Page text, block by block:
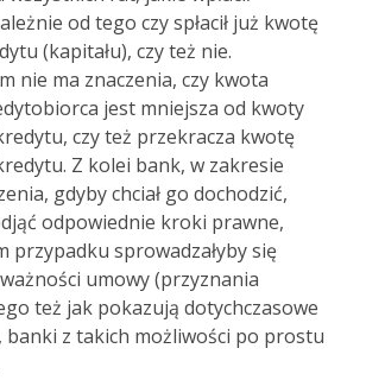
od tego czy spłacił już kwotę
(kapitału), czy też nie.
nie ma znaczenia, czy kwota
jest mniejsza od kwoty
czy też przekracza kwotę
Z kolei bank, w zakresie
gdyby chciał go dochodzić,
odpowiednie kroki prawne,
przypadku sprowadzałyby się
umowy (przyznania
też jak pokazują dotychczasowe
banki z takich możliwości po prostu